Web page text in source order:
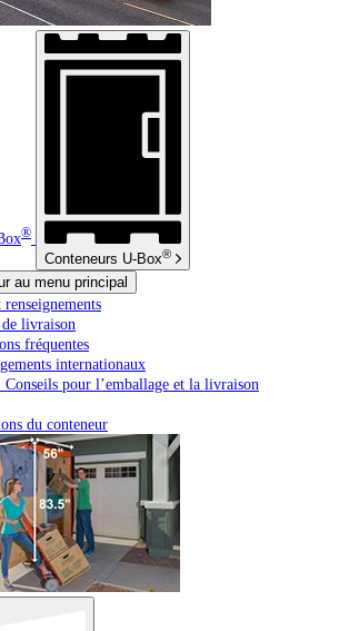
®
Conteneurs U-Box®
au menu principal
livraison
fréquentes
internationaux
Conseils pour l’emballage et la livraison
du conteneur